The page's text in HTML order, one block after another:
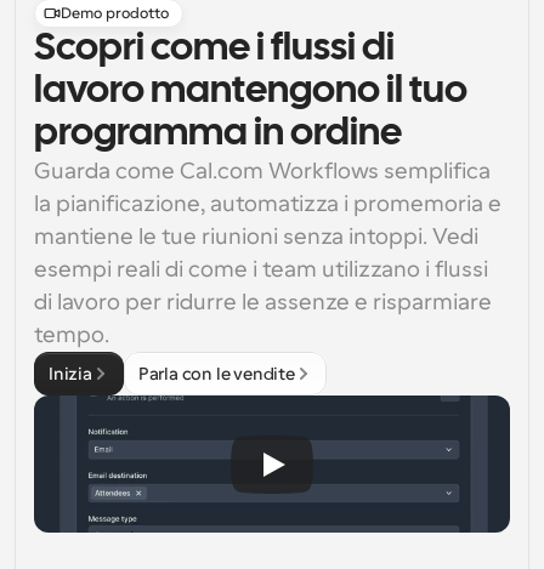
Demo prodotto
Scopri come i flussi di
lavoro mantengono il tuo
programma in ordine
Guarda come Cal.com Workflows semplifica
la pianificazione, automatizza i promemoria e
mantiene le tue riunioni senza intoppi. Vedi
esempi reali di come i team utilizzano i flussi
di lavoro per ridurre le assenze e risparmiare
tempo.
Inizia Parla con le vendite